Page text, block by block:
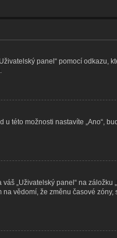
panel“ pomocí odkazu,
u této možnosti nastavíte „Ano“,
„Uživatelský panel“ na záložku
vědomí, že změnu časové